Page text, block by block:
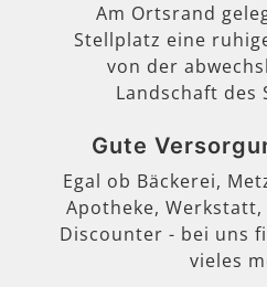
Am Ortsrand
Stellplatz eine
von der
Landschaft des
Gute
Egal ob Bäckerei,
Apotheke,
Discounter - bei uns
vieles